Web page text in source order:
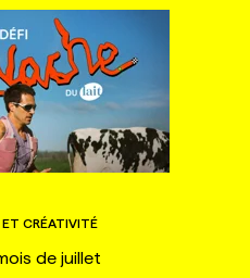
CRÉATIVITÉ
de juillet